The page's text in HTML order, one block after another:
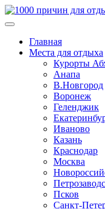
Главная
Места для отдыха
Курорты
Анапа
В.Новгород
Воронеж
Геленджик
Иваново
Казань
Краснодар
Москва
Псков
Санкт-